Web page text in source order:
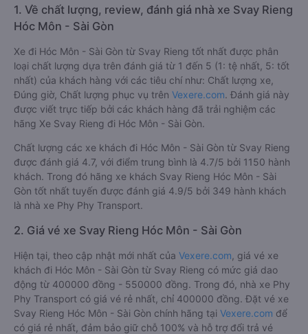
1. Về chất lượng, review, đánh giá nhà xe Svay Rieng
Hóc Môn - Sài Gòn
Xe đi Hóc Môn - Sài Gòn từ Svay Rieng tốt nhất được phân
loại chất lượng dựa trên đánh giá từ 1 đến 5 (1: tệ nhất, 5: tốt
nhất) của khách hàng với các tiêu chí như: Chất lượng xe,
Đúng giờ, Chất lượng phục vụ trên Vexere.com. Đánh giá này
được viết trực tiếp bởi các khách hàng đã trải nghiệm các
hãng Xe Svay Rieng đi Hóc Môn - Sài Gòn.
Chất lượng các xe khách đi Hóc Môn - Sài Gòn từ Svay Rieng
được đánh giá 4.7, với điểm trung bình là 4.7/5 bởi 1150 hành
khách. Trong đó hãng xe khách Svay Rieng Hóc Môn - Sài
Gòn tốt nhất tuyến được đánh giá 4.9/5 bởi 349 hành khách
là nhà xe Phy Phy Transport.
2. Giá vé xe Svay Rieng Hóc Môn - Sài Gòn
Hiện tại, theo cập nhật mới nhất của Vexere.com , giá vé xe
khách đi Hóc Môn - Sài Gòn từ Svay Rieng có mức giá dao
động từ 400000 đồng - 550000 đồng. Trong đó, nhà xe Phy
Phy Transport có giá vé rẻ nhất, chỉ 400000 đồng. Đặt vé xe
Svay Rieng Hóc Môn - Sài Gòn chính hãng tại Vexere.com để
có giá rẻ nhất, đảm bảo giữ chỗ 100% và hỗ trợ đổi trả vé